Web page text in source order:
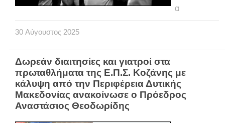
α
30 Αύγουστος 2025
Δωρεάν διαιτησίες και γιατροί στα
πρωταθλήματα της Ε.Π.Σ. Κοζάνης με
κάλυψη από την Περιφέρεια Δυτικής
Μακεδονίας ανακοίνωσε ο Πρόεδρος
Αναστάσιος Θεοδωρίδης